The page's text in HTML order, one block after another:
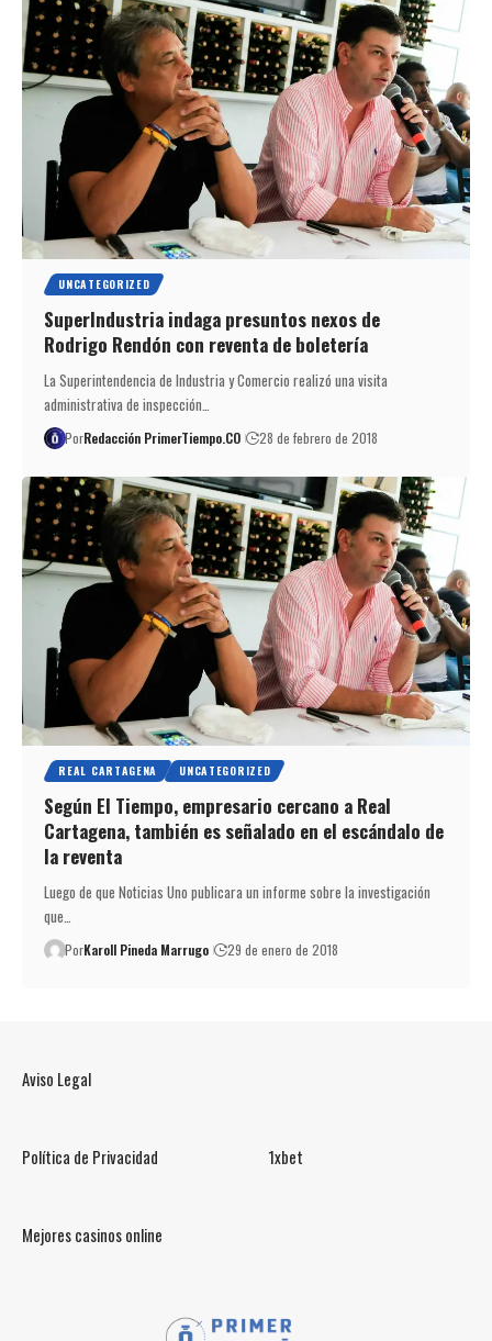
UNCATEGORIZED
SuperIndustria indaga presuntos nexos de
Rodrigo Rendón con reventa de boletería
La Superintendencia de Industria y Comercio realizó una visita
administrativa de inspección…
PorRedacción PrimerTiempo.CO 28 de febrero de 2018
REAL CARTAGENA UNCATEGORIZED
Según El Tiempo, empresario cercano a Real
Cartagena, también es señalado en el escándalo de
la reventa
Luego de que Noticias Uno publicara un informe sobre la investigación
que…
PorKaroll Pineda Marrugo 29 de enero de 2018
Aviso Legal
Política de Privacidad 1xbet
Mejores casinos online